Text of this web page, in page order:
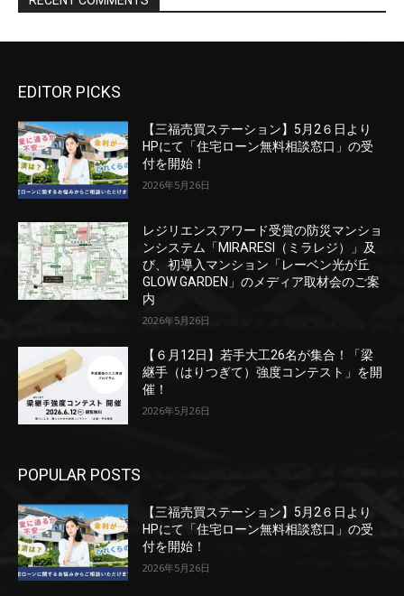
EDITOR PICKS
【三福売買ステーション】5月2６日より
HPにて「住宅ローン無料相談窓口」の受
付を開始！
2026年5月26日
レジリエンスアワード受賞の防災マンショ
ンシステム「MIRARESI（ミラレジ）」及
び、初導入マンション「レーベン光が丘
GLOW GARDEN」のメディア取材会のご案
内
2026年5月26日
【６月12日】若手大工26名が集合！「梁
継手（はりつぎて）強度コンテスト」を開
催！
2026年5月26日
POPULAR POSTS
【三福売買ステーション】5月2６日より
HPにて「住宅ローン無料相談窓口」の受
付を開始！
2026年5月26日